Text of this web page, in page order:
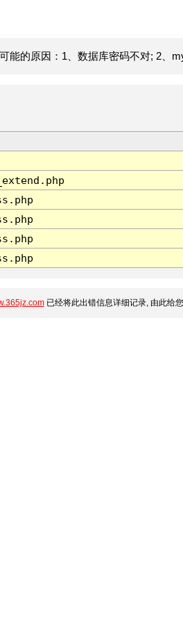
能的原因：1、数据库密码不对; 2、
已经将此出错信息详细记录, 由此给